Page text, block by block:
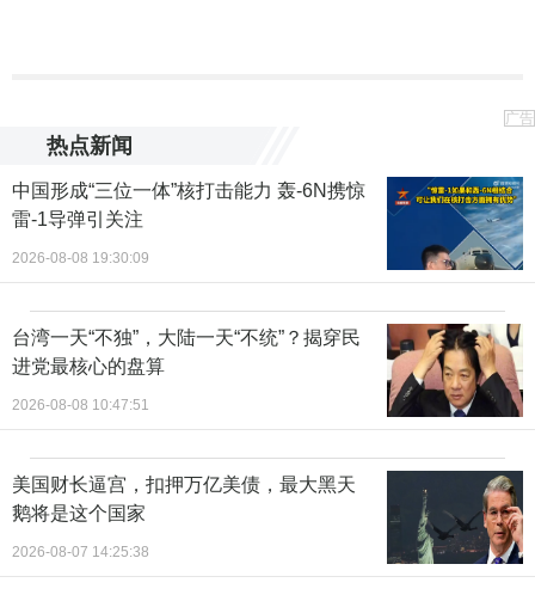
广告
热点新闻
中国形成“三位一体”核打击能力 轰-6N携惊
雷-1导弹引关注
2026-08-08 19:30:09
台湾一天“不独”，大陆一天“不统”？揭穿民
进党最核心的盘算
2026-08-08 10:47:51
美国财长逼宫，扣押万亿美债，最大黑天
鹅将是这个国家
2026-08-07 14:25:38